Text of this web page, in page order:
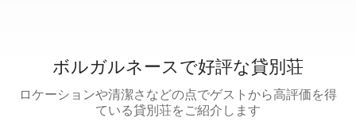
ボルガルネースで好評な貸別荘
ロケーションや清潔さなどの点でゲストから高評価を得
ている貸別荘をご紹介します